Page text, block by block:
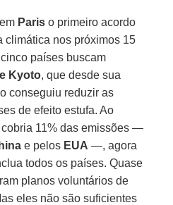
Paris o primeiro acordo
climática nos próximos 15
países buscam
Kyoto, que desde sua
conseguiu reduzir as
de efeito estufa. Ao
cobria 11% das emissões —
e pelos EUA —, agora
todos os países. Quase
planos voluntários de
eles não são suficientes